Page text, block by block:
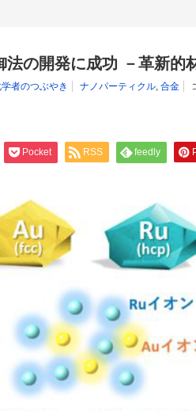
の開発に成功 －革新的
者のつぶやき ナノパーティクル, 合金
Pocket RSS feedly